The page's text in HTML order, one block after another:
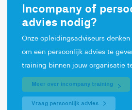
Incompany of
advies nodig?
Onze opleidingsadviseurs
om een persoonlijk advies te
training binnen jouw organisatie
Meer over incompany training
Vraag persoonlijk advies